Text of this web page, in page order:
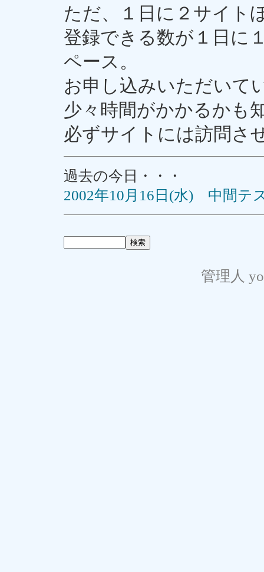
ただ、１日に２サイト
登録できる数が１日に
ペース。
お申し込みいただいて
少々時間がかかるかも
必ずサイトには訪問さ
過去の今日・・・
2002年10月16日(水) 中間テ
管理人